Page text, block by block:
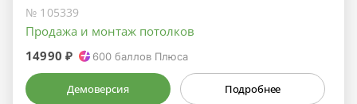
№ 105339
Продажа и монтаж потолков
14990 ₽
600 баллов Плюса
Демоверсия Подробнее